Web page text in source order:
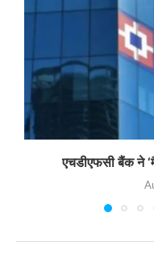
एचडीएफसी बैंक ने